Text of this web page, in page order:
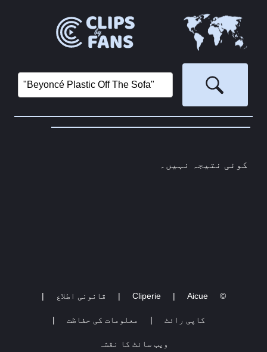
کوئی نتیجہ نہیں۔
©
Aicue
| Cliperie | قانونی اطلاع |
کاپی رائٹ | معلومات کی حفاظت |
ویب سائٹ کا نقشہ